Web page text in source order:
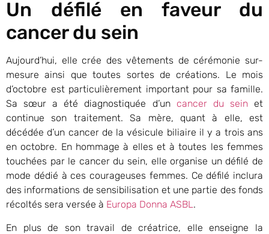
Un défilé en faveur du
cancer du sein
Aujourd’hui, elle crée des vêtements de cérémonie sur-
mesure ainsi que toutes sortes de créations. Le mois
d’octobre est particulièrement important pour sa famille.
Sa sœur a été diagnostiquée d’un cancer du seinet
continue son traitement. Sa mère, quant à elle, est
décédée d’un cancer de la vésicule biliaire il y a trois ans
en octobre. En hommage à elles et à toutes les femmes
touchées par le cancer du sein, elle organise un défilé de
mode dédié à ces courageuses femmes. Ce défilé inclura
des informations de sensibilisation et une partie des fonds
récoltés sera versée à Europa Donna ASBL.
En plus de son travail de créatrice, elle enseigne la